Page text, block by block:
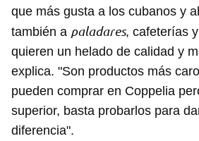
que más gusta a los cubanos y
también a paladares, cafeterías
quieren un helado de calidad y
explica. "Son productos más
pueden comprar en Coppelia
superior, basta probarlos para
diferencia".